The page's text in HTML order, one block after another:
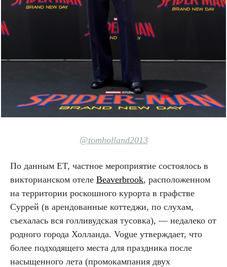
@tomholland2013
По данным ET, частное мероприятие состоялось в
викторианском отеле Beaverbrook, расположенном
на территории роскошного курорта в графстве
Суррей (в арендованные коттеджи, по слухам,
съехалась вся голливудская тусовка), — недалеко от
родного города Холланда. Vogue утверждает, что
более подходящего места для праздника после
насыщенного лета (промокампания двух